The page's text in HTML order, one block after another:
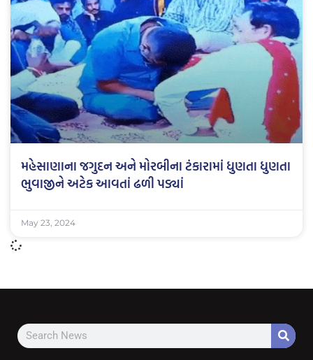
મહેસાણાના જગુદન અને મોરબીના ટંકારામાં ધુણતા ધુણતા
ભુવાજીને અટેક આવતાં ઢળી પડ્યાં
May 23, 2024